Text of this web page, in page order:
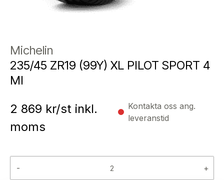
Michelin
235/45 ZR19 (99Y) XL PILOT SPORT 4
MI
2 869 kr/st inkl.
moms
Kontakta oss ang.
leveranstid
- +